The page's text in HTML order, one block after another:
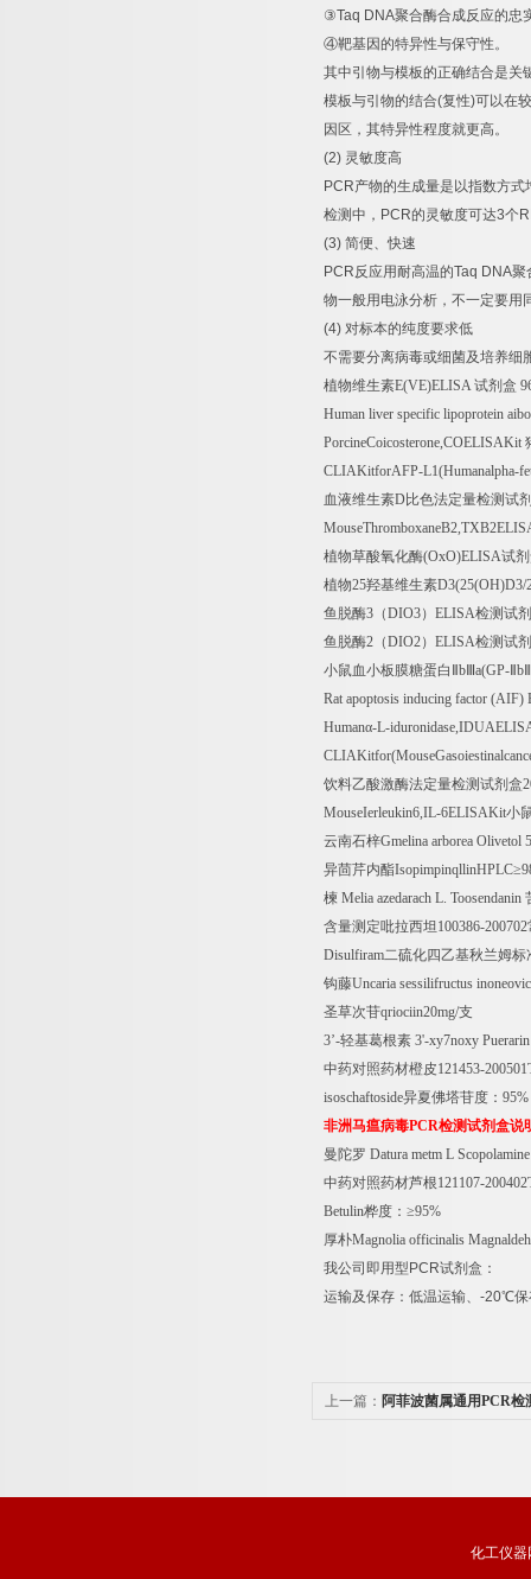
③Taq DNA聚合酶合成反应的忠
④靶基因的特异性与保守性。
其中引物与模板的正确结合是关
模板与引物的结合(复性)可以在
因区，其特异性程度就更高。
(2) 灵敏度高
PCR产物的生成量是以指数方式
检测中， PCR的灵敏度可达3个
(3) 简便、快速
PCR反应用耐高温的Taq DNA聚
物一般用电泳分析，不一定要用
(4) 对标本的纯度要求低
不需要分离病毒或细菌及培养细
植物维生素E(VE)ELISA试剂盒
Human liver specific lipoprotein
PorcineCoicosterone,COELISAKit
CLIAKitforAFP-L1(Humanalpha-
血液维生素D比色法定量检测试
植物草酸氧化酶(OxO)ELISA试
植物25羟基维生素
鱼脱酶3 （DIO3） ELISA检测试
鱼脱酶2 （DIO2） ELISA检测试
小鼠血小板膜糖蛋白Ⅱ b a(GP- b
Rat apoptosis inducing factor
Humanα-L-
饮料乙酸激酶法定量检测试剂盒
MouseIerleukin6,IL-6ELISAKit小
云南石梓Gmelina arborea Olivetol
异茴芹内酯IsopimpinqllinHPLC≥
楝 Melia azedarach L. Toosendanin
含量测定吡拉西坦 100386-200702
Disulfiram二硫化四乙基秋兰姆标
钩藤Uncaria sessilifructus
圣草次苷qriociin20mg/支
3’-轻基葛根素 3'-xy7noxy
中药对照药材橙皮121453-
isoschaftoside异夏佛塔苷度： 95%
非洲马瘟病毒PCR检测试剂盒说
曼陀罗 Datura metm L
中药对照药材芦根121107-
Betulin桦度：≥95%
厚朴Magnolia officinalis
我公司即用型 PCR试剂盒：
运输及保存：低温运输、 -20℃
上一篇： 阿菲波菌属通用PCR检
化工仪器